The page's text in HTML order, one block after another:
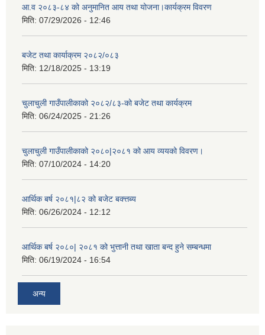
आ.व २०८३-८४ को अनुमानित आय तथा योजना।कार्यक्रम विवरण
मिति: 07/29/2026 - 12:46
बजेट तथा कार्याक्रम २०८२/०८३
मिति: 12/18/2025 - 13:19
चुलाचुली गाउँपालीकाको २०८२/८३-को बजेट तथा कार्यक्रम
मिति: 06/24/2025 - 21:26
चुलाचुली गाउँपालीकाको २०८०|२०८१ को आय व्ययको विवरण।
मिति: 07/10/2024 - 14:20
आर्थिक बर्ष २०८१|८२ को बजेट बक्त्तब्य
मिति: 06/26/2024 - 12:12
आर्थिक बर्ष २०८०| २०८१ को भुत्तानी तथा खाता बन्द हुने सम्बन्धमा
मिति: 06/19/2024 - 16:54
अन्य